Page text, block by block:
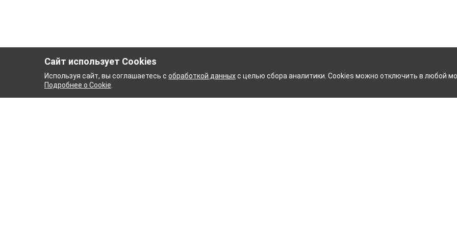
Сайт использует Cookies
Используя сайт, вы соглашаетесь с обработкой данныхс целью сбора аналитики. Cookies можно отключить в любой
Подробнее о Cookie